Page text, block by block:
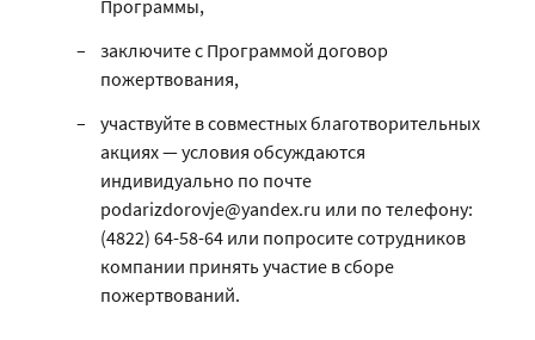
Программы,
заключите с Программой договор
пожертвования,
участвуйте в совместных благотворительных
акциях — условия обсуждаются
индивидуально по почте
podarizdorovje@yandex.ru или по телефону:
(4822) 64-58-64 или попросите сотрудников
компании принять участие в сборе
пожертвований.